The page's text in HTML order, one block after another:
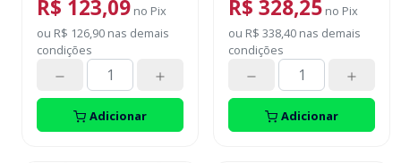
R$ 123,09 no Pix
ou R$ 126,90 nas demais
condições
Adicionar
R$ 328,25 no Pix
ou R$ 338,40 nas demais
condições
Adicionar